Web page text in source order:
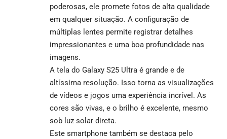
poderosas, ele promete fotos de alta qualidade
em qualquer situação. A configuração de
múltiplas lentes permite registrar detalhes
impressionantes e uma boa profundidade nas
imagens.
A tela do Galaxy S25 Ultra é grande e de
altíssima resolução. Isso torna as visualizações
de vídeos e jogos uma experiência incrível. As
cores são vivas, e o brilho é excelente, mesmo
sob luz solar direta.
Este smartphone também se destaca pelo